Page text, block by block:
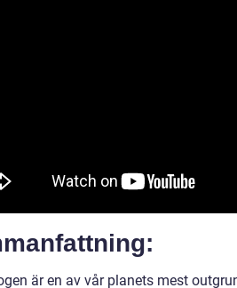
är en av vår planets mest